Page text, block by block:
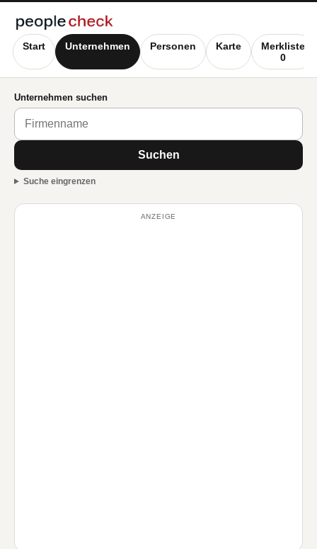
Start Unternehmen Personen Karte
Merkliste
0
Unternehmen suchen
Suchen
Suche eingrenzen
ANZEIGE